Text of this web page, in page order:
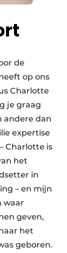
de
op ons
Charlotte
je graag
andere dan
expertise
Charlotte is
het
in
– en mijn
waar
geven,
het
geboren.